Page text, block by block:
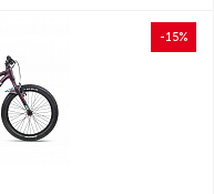
-15%